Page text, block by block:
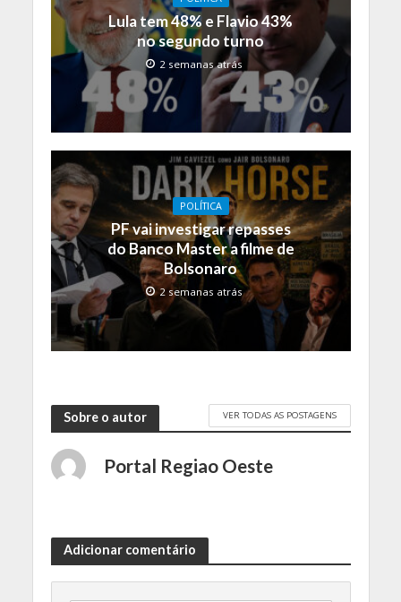
Lula tem 48% e Flavio 43%
no segundo turno
2 semanas atrás
POLÍTICA
PF vai investigar repasses
do Banco Master a filme de
Bolsonaro
2 semanas atrás
Sobre o autor VER TODAS AS POSTAGENS
Portal Regiao Oeste
Adicionar comentário